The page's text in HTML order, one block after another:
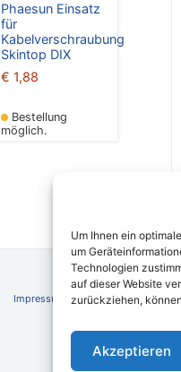
Um Ihnen ein
um
Technologien
auf dieser Website
zurückziehen,
Akzeptieren
Phaesun Einsatz
für
Kabelverschraubung
Skintop DIX
€ 1,88
Bestellung
möglich.
Impressum AGB